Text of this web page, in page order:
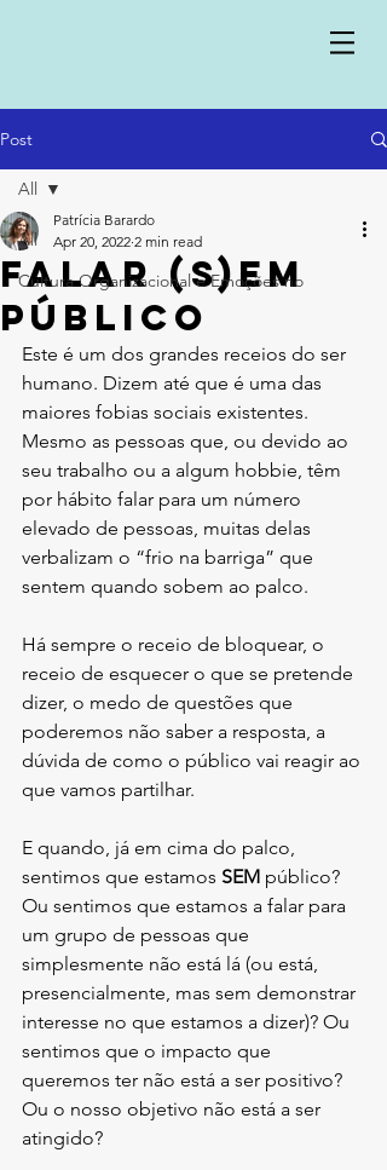
Post
All
Cultura Organizacional e Emoções no
All
Falar (s)em
público
Patrícia Barardo
Apr 20, 2022 2 min read
Este é um dos grandes receios do ser
humano. Dizem até que é uma das
maiores fobias sociais existentes.
Mesmo as pessoas que, ou devido ao
seu trabalho ou a algum hobbie, têm
por hábito falar para um número
elevado de pessoas, muitas delas
verbalizam o “frio na barriga” que
sentem quando sobem ao palco.
Há sempre o receio de bloquear, o
receio de esquecer o que se pretende
dizer, o medo de questões que
poderemos não saber a resposta, a
dúvida de como o público vai reagir ao
que vamos partilhar.
E quando, já em cima do palco,
sentimos que estamos SEM público?
Ou sentimos que estamos a falar para
um grupo de pessoas que
simplesmente não está lá (ou está,
presencialmente, mas sem demonstrar
interesse no que estamos a dizer)? Ou
sentimos que o impacto que
queremos ter não está a ser positivo?
Ou o nosso objetivo não está a ser
atingido?